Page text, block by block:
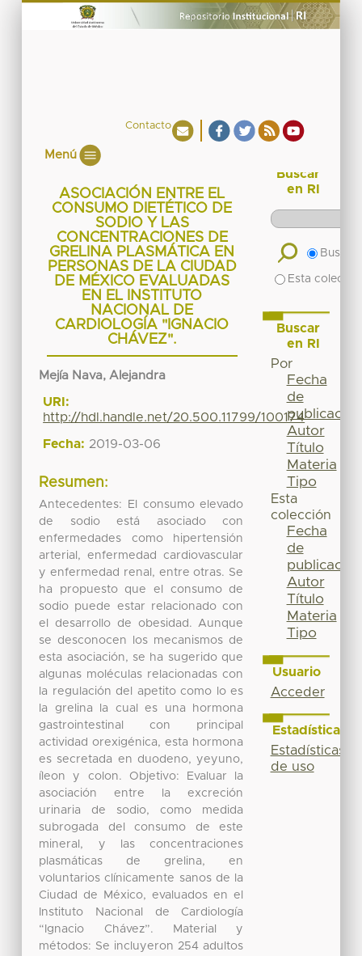
Contacto
Menú
ASOCIACIÓN ENTRE EL
CONSUMO DIETÉTICO DE
SODIO Y LAS
CONCENTRACIONES DE
GRELINA PLASMÁTICA EN
PERSONAS DE LA CIUDAD
DE MÉXICO EVALUADAS
EN EL INSTITUTO
NACIONAL DE
CARDIOLOGÍA "IGNACIO
CHÁVEZ".
Mejía Nava, Alejandra
URI:
http://hdl.handle.net/20.500.11799/100174
Fecha: 2019-03-06
Resumen:
Antecedentes: El consumo elevado
de sodio está asociado con
enfermedades como hipertensión
arterial, enfermedad cardiovascular
y enfermedad renal, entre otras. Se
ha propuesto que el consumo de
sodio puede estar relacionado con
el desarrollo de obesidad. Aunque
se desconocen los mecanismos de
esta asociación, se ha sugerido que
algunas moléculas relacionadas con
la regulación del apetito como lo es
la grelina la cual es una hormona
gastrointestinal con principal
actividad orexigénica, esta hormona
es secretada en duodeno, yeyuno,
íleon y colon. Objetivo: Evaluar la
asociación entre la excreción
urinaria de sodio, como medida
subrogada del consumo de este
mineral, y las concentraciones
plasmáticas de grelina, en
voluntarios clínicamente sanos de la
Ciudad de México, evaluados en el
Instituto Nacional de Cardiología
“Ignacio Chávez”. Material y
métodos: Se incluyeron 254 adultos
Buscar
en RI
Buscar
Esta
Buscar
en RI
Por
Fecha
de
publicación
Autor
Título
Materia
Tipo
Esta
colección
Fecha
de
publicación
Autor
Título
Materia
Tipo
Usuario
Acceder
Estadísticas
Estadísticas
de uso